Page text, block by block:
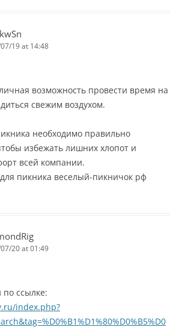
19 at 14:48
возможность провести время на
свежим воздухом.
необходимо правильно
избежать лишних хлопот и
всей компании.
пикника веселый-пикничок рф
20 at 01:49
по ссылке:
index.php?